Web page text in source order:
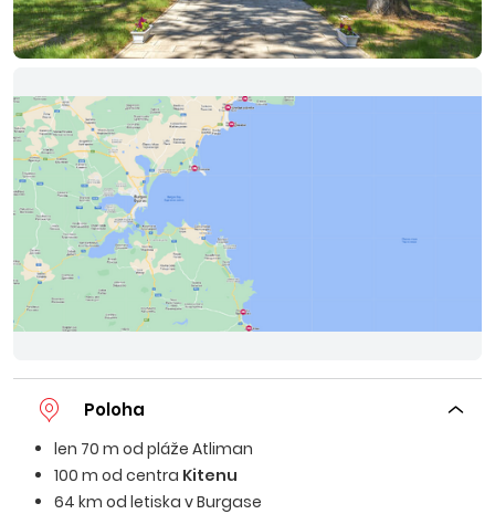
Poloha
len 70 m od pláže Atliman
100 m od centra Kitenu
64 km od letiska v Burgase